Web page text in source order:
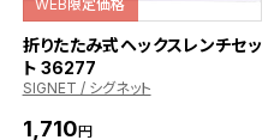
WEB限定価格
折りたたみ式ヘックスレンチセッ
ト 36277
SIGNET / シグネット
1,710円